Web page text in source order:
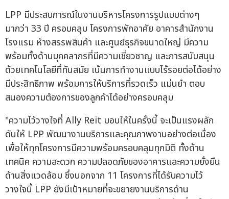
LPP มีประสบการณ์ในงานบริหารโครงการรูปแบบต่างๆ
มากว่า 33 ปี ครอบคลุม โครงการพักอาศัย อาคารสำนักงาน
โรงแรม ห้างสรรพสินค้า และศูนย์ธุรกิจขนาดใหญ่ มีความ
พร้อมทั้งด้านบุคคลากรที่มีความเชี่ยวชาญ และการสนับสนุน
ด้วยเทคโนโลยีที่ทันสมัย เน้นการทำงานแบบไร้รอยต่อได้อย่าง
มีประสิทธิภาพ พร้อมการให้บริการที่รวดเร็ว แม่นยำ ตอบ
สนองความต้องการของลูกค้าได้อย่างครอบคลุม
"ความไว้วางใจที่ Ally Reit มอบให้ในครั้งนี้ จะเป็นแรงผลัก
ดันให้ LPP พัฒนางานบริการและคุณภาพงานอย่างต่อเนื่อง
เพื่อให้ทุกโครงการมีความพร้อมครอบคลุมทุกมิติ ทั้งด้าน
เทคนิค ความสะดวก ความปลอดภัยของอาคารและความยั่งยืน
ด้านสิ่งแวดล้อม ซึ่งนอกจาก 11 โครงการที่ได้รับความไว้
วางใจนี้ LPP ยังมีเป้าหมายที่จะขยายงานบริการด้าน